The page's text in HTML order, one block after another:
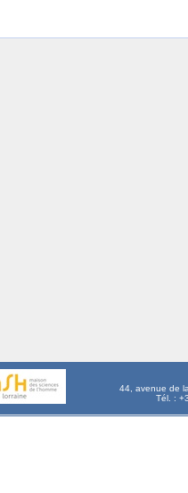
44, avenue de
Tél. :